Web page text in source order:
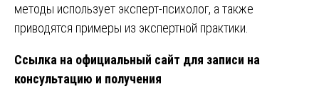
методы использует эксперт-психолог, а также
приводятся примеры из экспертной практики.
Ссылка на официальный сайт для записи на
консультацию и получения